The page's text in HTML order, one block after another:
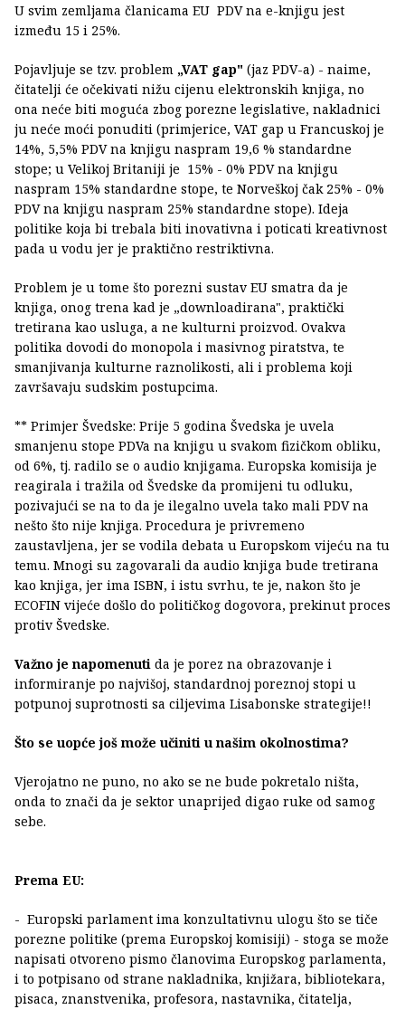
U svim zemljama članicama EU PDV na e-knjigu jest
između 15 i 25%.
Pojavljuje se tzv. problem „VAT gap" (jaz PDV-a) - naime,
čitatelji će očekivati nižu cijenu elektronskih knjiga, no
ona neće biti moguća zbog porezne legislative, nakladnici
ju neće moći ponuditi (primjerice, VAT gap u Francuskoj je
14%, 5,5% PDV na knjigu naspram 19,6 % standardne
stope; u Velikoj Britaniji je 15% - 0% PDV na knjigu
naspram 15% standardne stope, te Norveškoj čak 25% - 0%
PDV na knjigu naspram 25% standardne stope). Ideja
politike koja bi trebala biti inovativna i poticati kreativnost
pada u vodu jer je praktično restriktivna.
Problem je u tome što porezni sustav EU smatra da je
knjiga, onog trena kad je „downloadirana", praktički
tretirana kao usluga, a ne kulturni proizvod. Ovakva
politika dovodi do monopola i masivnog piratstva, te
smanjivanja kulturne raznolikosti, ali i problema koji
završavaju sudskim postupcima.
** Primjer Švedske: Prije 5 godina Švedska je uvela
smanjenu stope PDVa na knjigu u svakom fizičkom obliku,
od 6%, tj. radilo se o audio knjigama. Europska komisija je
reagirala i tražila od Švedske da promijeni tu odluku,
pozivajući se na to da je ilegalno uvela tako mali PDV na
nešto što nije knjiga. Procedura je privremeno
zaustavljena, jer se vodila debata u Europskom vijeću na tu
temu. Mnogi su zagovarali da audio knjiga bude tretirana
kao knjiga, jer ima ISBN, i istu svrhu, te je, nakon što je
ECOFIN vijeće došlo do političkog dogovora, prekinut proces
protiv Švedske.
Važno je napomenuti da je porez na obrazovanje i
informiranje po najvišoj, standardnoj poreznoj stopi u
potpunoj suprotnosti sa ciljevima Lisabonske strategije!!
Što se uopće još može učiniti u našim okolnostima?
Vjerojatno ne puno, no ako se ne bude pokretalo ništa,
onda to znači da je sektor unaprijed digao ruke od samog
sebe.
Prema EU:
- Europski parlament ima konzultativnu ulogu što se tiče
porezne politike (prema Europskoj komisiji) - stoga se može
napisati otvoreno pismo članovima Europskog parlamenta,
i to potpisano od strane nakladnika, knjižara, bibliotekara,
pisaca, znanstvenika, profesora, nastavnika, čitatelja,